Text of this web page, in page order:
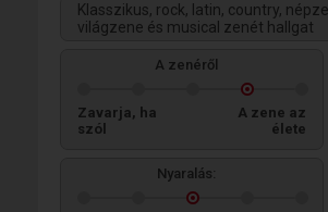
Klasszikus, rock, latin, country,
világzene és musical zenét hallgat
A zenéről
Zavarja, ha
szól
A zene az
élete
Nyaralás: